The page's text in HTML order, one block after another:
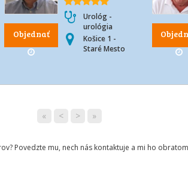
Objednať
Urológ -
urológia
Košice 1 -
Staré Mesto
« < > »
Povedzte mu, nech nás kontaktuje a mi ho